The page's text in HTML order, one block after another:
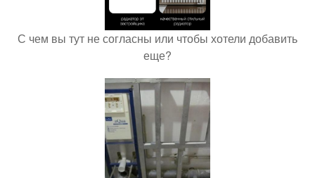
С чем вы тут не согласны или чтобы хотели добавить
еще?